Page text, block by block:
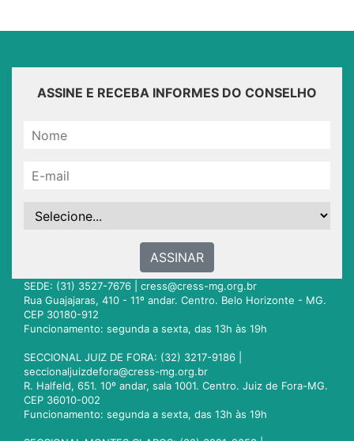
ASSINE E RECEBA INFORMES DO CONSELHO
ASSINAR
SEDE: (31) 3527-7676 | cress@cress-mg.org.br
Rua Guajajaras, 410 - 11º andar. Centro. Belo Horizonte - MG.
CEP 30180-912
Funcionamento: segunda a sexta, das 13h às 19h
SECCIONAL JUIZ DE FORA: (32) 3217-9186 |
seccionaljuizdefora@cress-mg.org.br
R. Halfeld, 651. 10º andar, sala 1001. Centro. Juiz de Fora-MG.
CEP 36010-002
Funcionamento: segunda a sexta, das 13h às 19h